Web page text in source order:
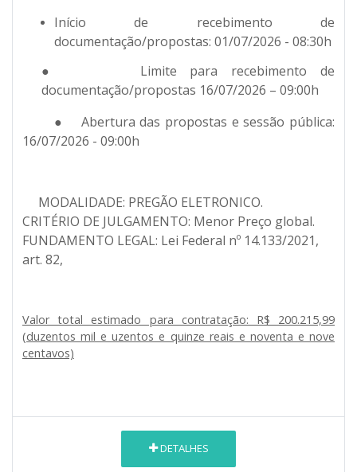
Início de recebimento de
documentação/propostas: 01/07/2026 - 08:30h
● Limite para recebimento de
documentação/propostas 16/07/2026 – 09:00h
● Abertura das propostas e sessão pública:
16/07/2026 - 09:00h
MODALIDADE: PREGÃO ELETRONICO.
CRITÉRIO DE JULGAMENTO: Menor Preço global.
FUNDAMENTO LEGAL: Lei Federal nº 14.133/2021,
art. 82,
Valor total estimado para contratação: R$ 200.215,99
(duzentos mil e uzentos e quinze reais e noventa e nove
centavos)
DETALHES